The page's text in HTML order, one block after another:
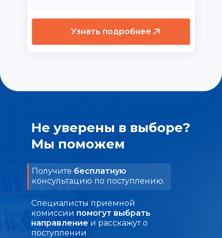
Узнать подробнее
Получите бесплатную
консультацию по поступлению.
Не уверены в выборе?
Мы поможем
Специалисты приёмной
комиссии помогут выбрать
направление и расскажут о
поступлении